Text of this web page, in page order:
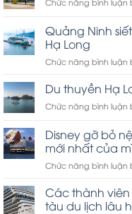
Quảng Ninh
Hạ Long
Chức năng bình luận
Du thuyền Hạ
Chức năng bình luận
Disney gỡ bỏ
mới nhất của
Chức năng bình luận
Các thành
tàu du lịch lâu